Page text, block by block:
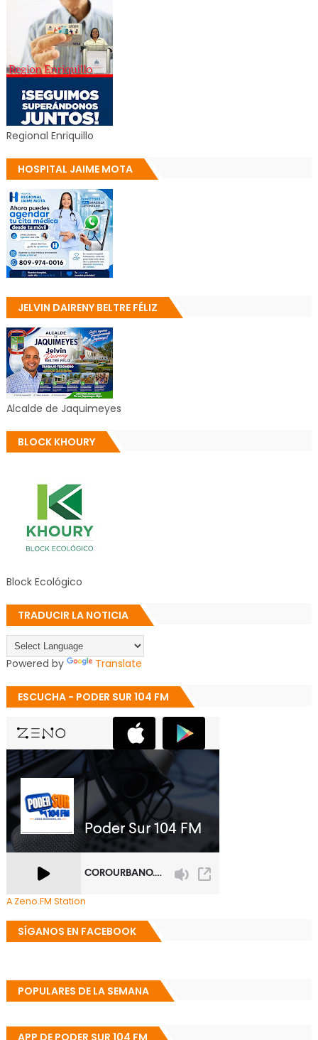
Regional Enriquillo
HOSPITAL JAIME MOTA
JELVIN DAIRENY BELTRE FÉLIZ
Alcalde de Jaquimeyes
BLOCK KHOURY
Block Ecológico
TRADUCIR LA NOTICIA
Powered by Translate
ESCUCHA - PODER SUR 104 FM
A Zeno.FM Station
SÍGANOS EN FACEBOOK
POPULARES DE LA SEMANA
APP DE PODER SUR 104 FM